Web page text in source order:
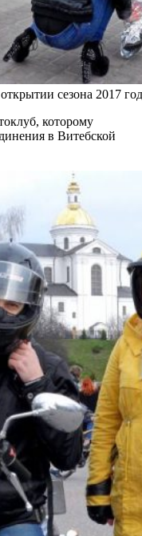
сезона 2017
которому
в Витебской